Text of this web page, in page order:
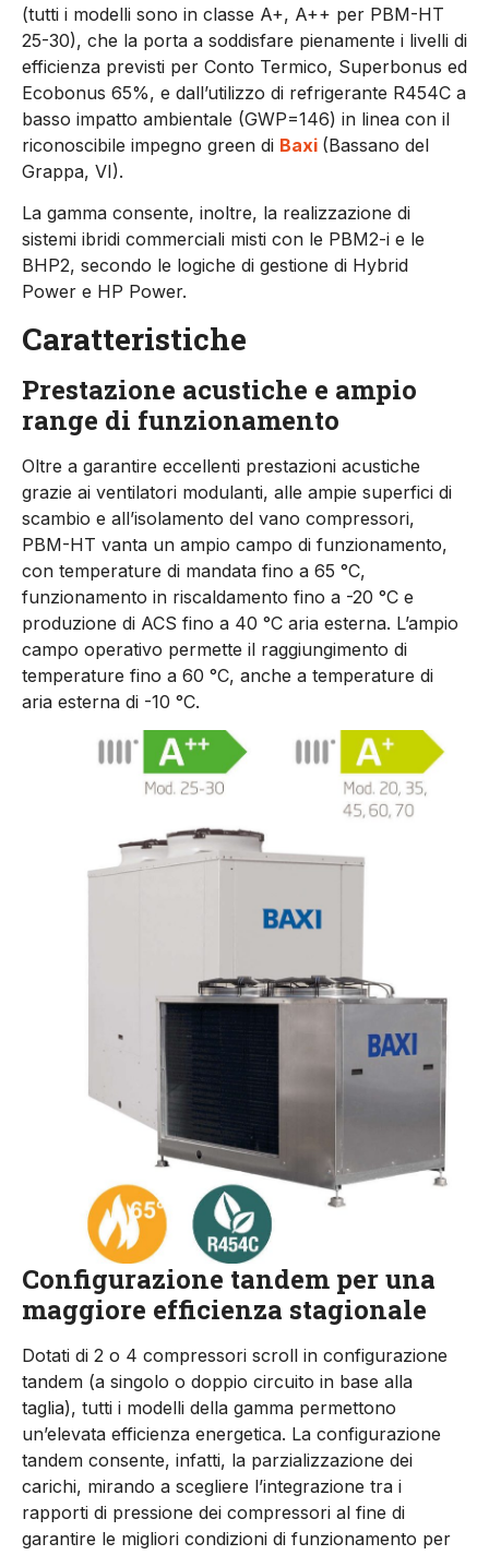
(tutti i modelli sono in classe A+, A++ per PBM-HT
25-30), che la porta a soddisfare pienamente i livelli di
efficienza previsti per Conto Termico, Superbonus ed
Ecobonus 65%, e dall’utilizzo di refrigerante R454C a
basso impatto ambientale (GWP=146) in linea con il
riconoscibile impegno green di Baxi (Bassano del
Grappa, VI).
La gamma consente, inoltre, la realizzazione di
sistemi ibridi commerciali misti con le PBM2-i e le
BHP2, secondo le logiche di gestione di Hybrid
Power e HP Power.
Caratteristiche
Prestazione acustiche e ampio
range di funzionamento
Oltre a garantire eccellenti prestazioni acustiche
grazie ai ventilatori modulanti, alle ampie superfici di
scambio e all’isolamento del vano compressori,
PBM-HT vanta un ampio campo di funzionamento,
con temperature di mandata fino a 65 °C,
funzionamento in riscaldamento fino a -20 °C e
produzione di ACS fino a 40 °C aria esterna. L’ampio
campo operativo permette il raggiungimento di
temperature fino a 60 °C, anche a temperature di
aria esterna di -10 °C.
Configurazione tandem per una
maggiore efficienza stagionale
Dotati di 2 o 4 compressori scroll in configurazione
tandem (a singolo o doppio circuito in base alla
taglia), tutti i modelli della gamma permettono
un’elevata efficienza energetica. La configurazione
tandem consente, infatti, la parzializzazione dei
carichi, mirando a scegliere l’integrazione tra i
rapporti di pressione dei compressori al fine di
garantire le migliori condizioni di funzionamento per